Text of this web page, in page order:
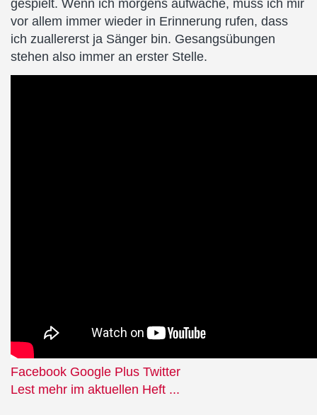
gespielt. Wenn ich morgens aufwache, muss ich mir
vor allem immer wieder in Erinnerung rufen, dass
ich zuallererst ja Sänger bin. Gesangsübungen
stehen also immer an erster Stelle.
Facebook Google Plus Twitter
Lest mehr im aktuellen Heft ...